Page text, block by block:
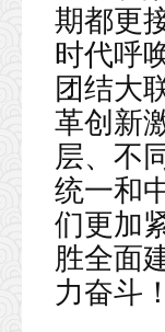
期都更
时代呼
团结大
革创新
层、不
统一和
们更加
胜全面
力奋斗！